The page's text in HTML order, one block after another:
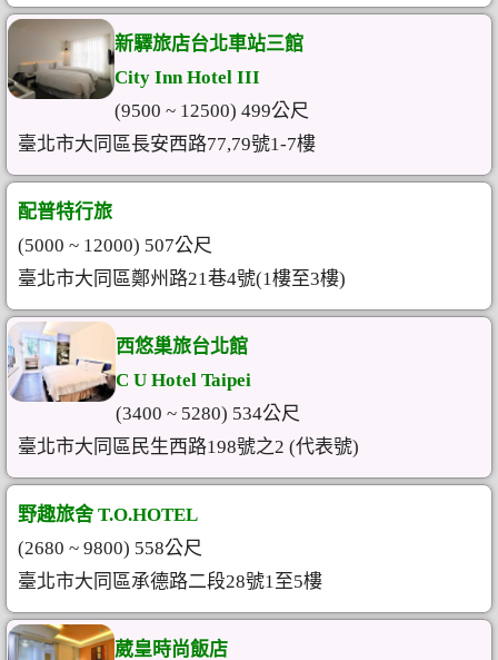
新驛旅店台北車站三館
City Inn Hotel III
(9500 ~ 12500) 499公尺
臺北市大同區長安西路77,79號1-7樓
配普特行旅
(5000 ~ 12000) 507公尺
臺北市大同區鄭州路21巷4號(1樓至3樓)
西悠巢旅台北館
C U Hotel Taipei
(3400 ~ 5280) 534公尺
臺北市大同區民生西路198號之2 (代表號)
野趣旅舍 T.O.HOTEL
(2680 ~ 9800) 558公尺
臺北市大同區承德路二段28號1至5樓
葳皇時尚飯店